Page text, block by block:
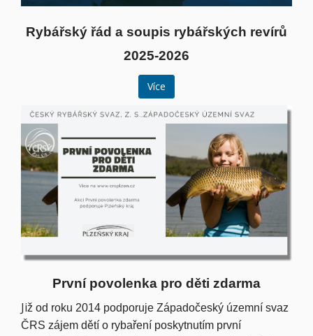
Rybářský řád a soupis rybářských revírů
2025-2026
Více
První povolenka pro děti zdarma
Již od roku 2014 podporuje Západočeský územní svaz
ČRS zájem dětí o rybaření poskytnutím první